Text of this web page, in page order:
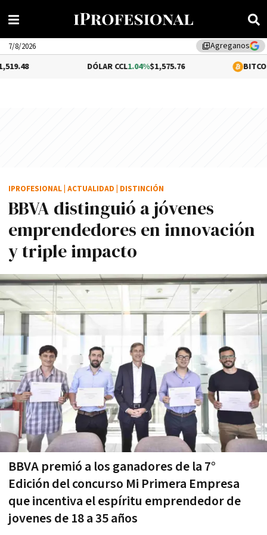
library_addAgreganos
7/8/2026
1.04%$1,575.76 0.29%
BBVA distinguió a jóvenes
emprendedores en innovación
y triple impacto
BBVA premió a los ganadores de la 7°
Edición del concurso Mi Primera Empresa
que incentiva el espíritu emprendedor de
jovenes de 18 a 35 años
IPROFESIONAL ACTUALIDAD DISTINCIÓN